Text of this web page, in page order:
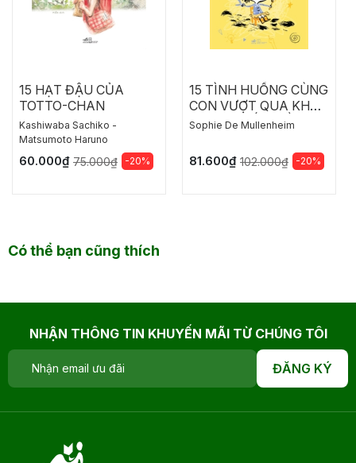
15 HẠT ĐẬU CỦA
TOTTO-CHAN
Kashiwaba Sachiko -
Matsumoto Haruno
60.000₫ 75.000₫ -20%
15 TÌNH HUỐNG CÙNG
CON VƯỢT QUA KHÓ
KHĂN - BIẾN ĐIỀU
THÀNH NIỀM VUI
Sophie De Mullenheim
81.600₫ 102.000₫ -20%
Có thể bạn cũng thích
NHẬN THÔNG TIN KHUYẾN MÃI TỪ CHÚNG TÔI
ĐĂNG KÝ